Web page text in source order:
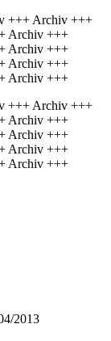
+++ Archiv +++
Archiv +++
Archiv +++
Archiv +++
Archiv +++
+++ Archiv +++
Archiv +++
Archiv +++
Archiv +++
Archiv +++
2013